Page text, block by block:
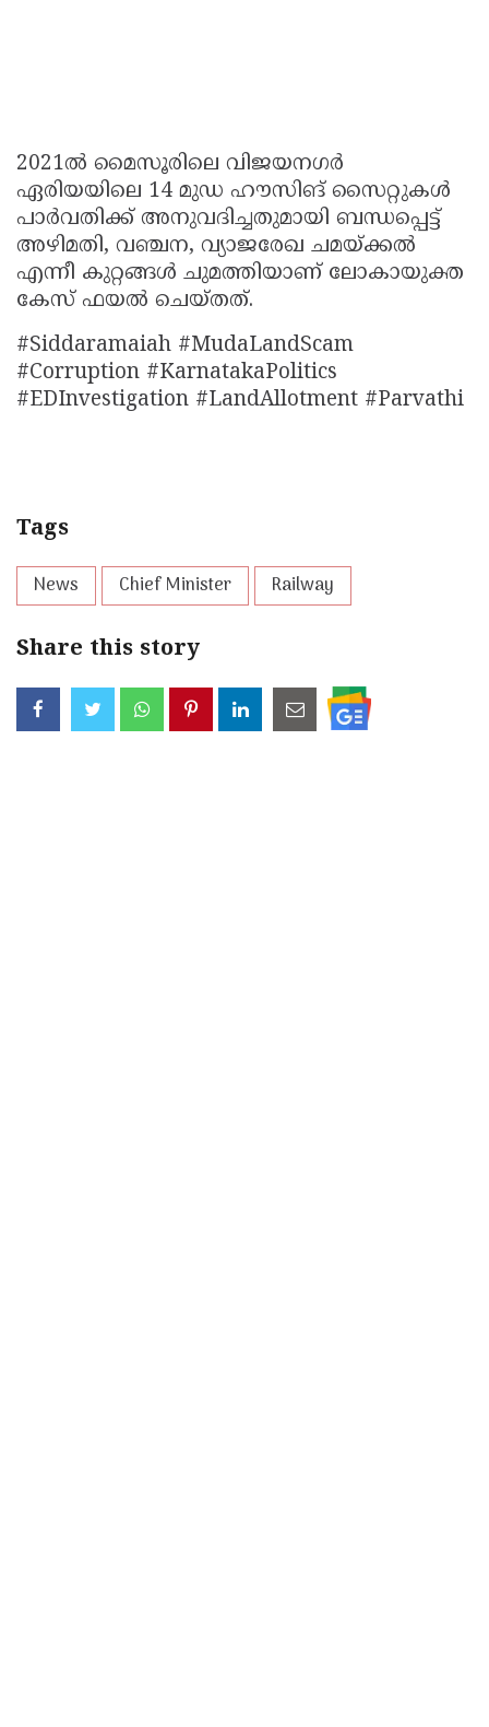
2021ല്‍ മൈസൂരിലെ വിജയനഗര്‍
ഏരിയയിലെ 14 മുഡ ഹൗസിങ് സൈറ്റുകള്‍
പാര്‍വതിക്ക് അനുവദിച്ചതുമായി ബന്ധപ്പെട്ട്
അഴിമതി, വഞ്ചന, വ്യാജരേഖ ചമയ്ക്കല്‍
എന്നീ കുറ്റങ്ങള്‍ ചുമത്തിയാണ് ലോകായുക്ത
കേസ് ഫയല്‍ ചെയ്തത്.
#Siddaramaiah #MudaLandScam
#Corruption #KarnatakaPolitics
#EDInvestigation #LandAllotment #Parvathi
Tags
News Chief Minister Railway
Share this story